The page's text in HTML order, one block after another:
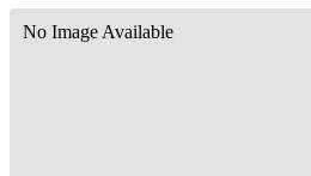
No Image Available